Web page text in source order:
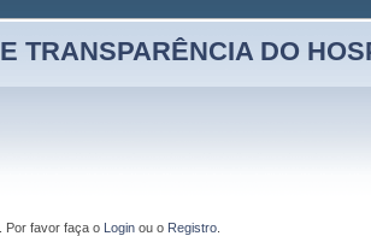
TRANSPARÊNCIA DO
Por favor faça o Loginou o Registro.